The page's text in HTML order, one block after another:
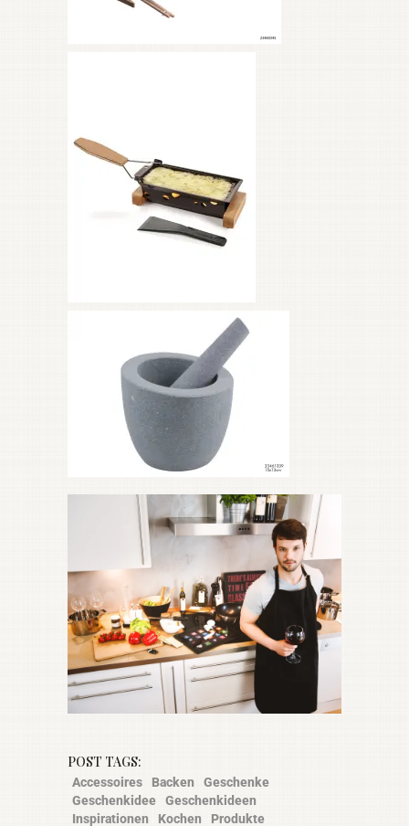
POST TAGS:
Accessoires Backen
Geschenke
Geschenkidee
Geschenkideen
Inspirationen
Kochen
Produkte